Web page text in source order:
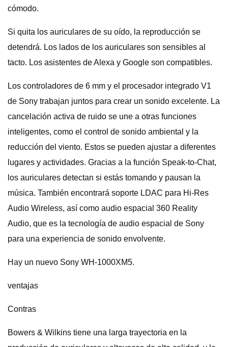
cómodo.
Si quita los auriculares de su oído, la reproducción se
detendrá. Los lados de los auriculares son sensibles al
tacto. Los asistentes de Alexa y Google son compatibles.
Los controladores de 6 mm y el procesador integrado V1
de Sony trabajan juntos para crear un sonido excelente. La
cancelación activa de ruido se une a otras funciones
inteligentes, como el control de sonido ambiental y la
reducción del viento. Estos se pueden ajustar a diferentes
lugares y actividades. Gracias a la función Speak-to-Chat,
los auriculares detectan si estás tomando y pausan la
música. También encontrará soporte LDAC para Hi-Res
Audio Wireless, así como audio espacial 360 Reality
Audio, que es la tecnología de audio espacial de Sony
para una experiencia de sonido envolvente.
Hay un nuevo Sony WH-1000XM5.
ventajas
Contras
Bowers & Wilkins tiene una larga trayectoria en la